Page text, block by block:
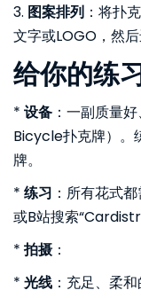
3. 图案排列 ：将扑
文字或LOGO，然后
给你的练
* 设备 ：一副质量
Bicycle扑克牌）。
牌。
* 练习 ：所有花式
或B站搜索
* 拍摄 ：
* 光线 ：充足、柔